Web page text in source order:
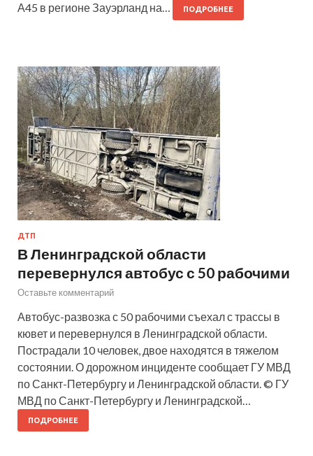
А45 в регионе Зауэрланд на…
ПОДРОБНЕЕ
ДТП
В Ленинградской области
перевернулся автобус с 50 рабочими
Оставьте комментарий
Автобус-развозка с 50 рабочими съехал с трассы в
кювет и перевернулся в Ленинградской области.
Пострадали 10 человек, двое находятся в тяжелом
состоянии. О дорожном инциденте сообщает ГУ МВД
по Санкт-Петербургу и Ленинградской области. © ГУ
МВД по Санкт-Петербургу и Ленинградской…
ПОДРОБНЕЕ